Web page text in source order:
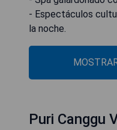
- Espectáculos
la noche.
Puri Canggu